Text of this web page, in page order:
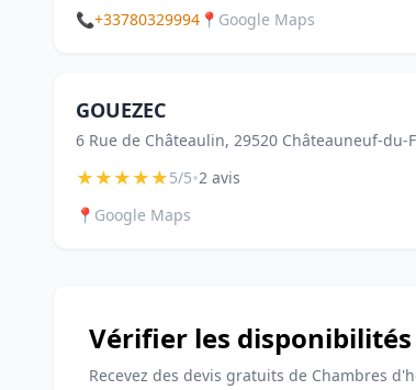
📞+33780329994 📍 Google Maps
GOUEZEC
6 Rue de Châteaulin, 29520 Châteauneuf-du-
★★★★★5/5•2 avis
📍 Google Maps
Vérifier les
Recevez des devis gratuits de Chambres